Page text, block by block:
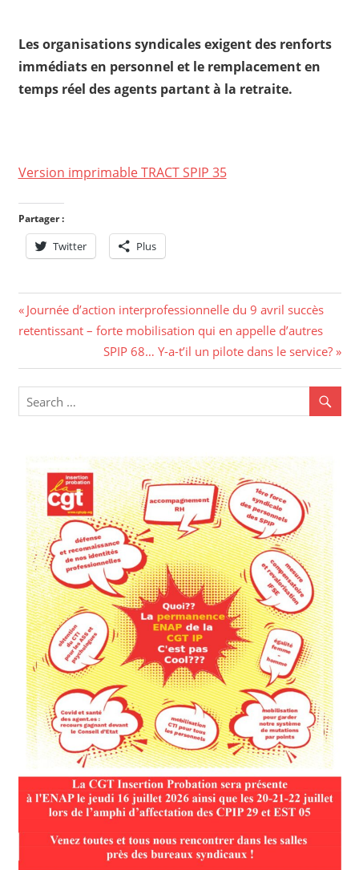
Les organisations syndicales exigent des renforts
immédiats en personnel et le remplacement en
temps réel des agents partant à la retraite.
Version imprimable TRACT SPIP 35
Partager :
Twitter Plus
Navigation
de
l’article
Previous
Post:
Journée d’action interprofessionnelle du 9 avril succès
retentissant – forte mobilisation qui en appelle d’autres
Next
Post:
SPIP 68… Y-a-t’il un pilote dans le service?